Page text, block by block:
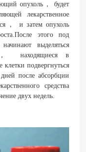
опухоль， будет
лекарственное
， и затем опухоль
этого под
выделяться
， находящиеся в
подвергнуться
после абсорбции
средства
двух недель.